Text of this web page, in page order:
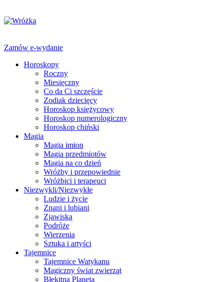
Zamów e-wydanie
Horoskopy
Roczny
Miesięczny
Co da Ci szczęście
Zodiak dziecięcy
Horoskop księżycowy
Horoskop numerologiczny
Horoskop chiński
Magia
Magia imion
Magia przedmiotów
Magia na co dzień
Wróżby i przepowiednie
Wróżbici i terapeuci
Niezwykli/Niezwykłe
Ludzie i życie
Znani i lubiani
Zjawiska
Podróże
Wierzenia
Sztuka i artyści
Tajemnice
Tajemnice Watykanu
Magiczny świat zwierząt
Błękitna Planeta